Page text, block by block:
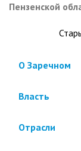
Пензенской
О Заречном
Власть
Отрасли